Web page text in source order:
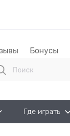
Бонусы
Где играть